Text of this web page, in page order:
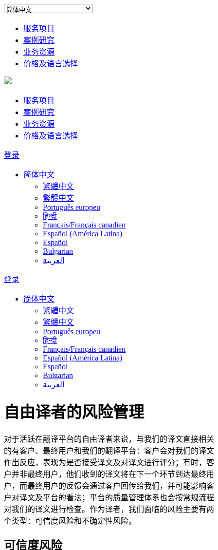
服务项目
案例研究
业务资源
价格及语言选择
服务项目
案例研究
业务资源
价格及语言选择
登录
简体中文
繁體中文
繁體中文
Português europeu
हिन्दी
Français/Français canadien
Español (América Latina)
Español
Bulgarian
العربية
登录
简体中文
繁體中文
繁體中文
Português europeu
हिन्दी
Français/Français canadien
Español (América Latina)
Español
Bulgarian
العربية
自由译者的风险管理
对于活跃在翻译平台的自由译者来说，与我们的译文直接相关
的有客户、最终用户和我们的翻译平台：客户会对我们的译文
作出反应，表现为是否接受译文及对译文进行评分；有时，客
户并非最终用户，他们收到的译文将在下一个环节到达最终用
户，而最终用户的反馈会通过客户回传给我们，并可能影响客
户对译文及平台的看法；平台的质量管理体系也会按常规流程
对我们的译文进行检查。作为译者，我们面临的风险主要有两
个类型：可信度风险和不确定性风险。
可信度风险